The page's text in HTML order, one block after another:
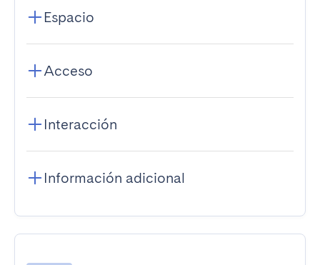
Espacio
Acceso
Interacción
Información adicional